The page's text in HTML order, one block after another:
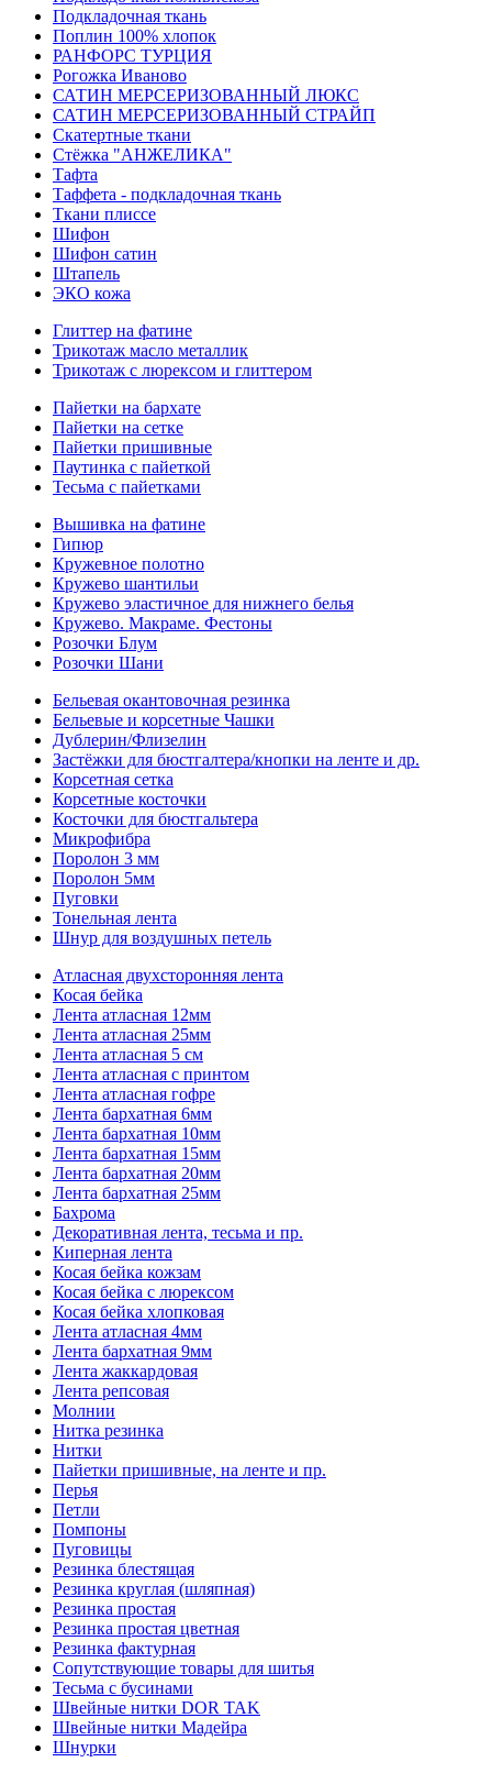
Подкладочная ткань
Поплин 100% хлопок
РАНФОРС ТУРЦИЯ
Рогожка Иваново
САТИН МЕРСЕРИЗОВАННЫЙ ЛЮКС
САТИН МЕРСЕРИЗОВАННЫЙ СТРАЙП
Скатертные ткани
Стёжка "АНЖЕЛИКА"
Тафта
Таффета - подкладочная ткань
Ткани плиссе
Шифон
Шифон сатин
Штапель
ЭКО кожа
Глиттер на фатине
Трикотаж масло металлик
Трикотаж с люрексом и глиттером
Пайетки на бархате
Пайетки на сетке
Пайетки пришивные
Паутинка с пайеткой
Тесьма с пайетками
Вышивка на фатине
Гипюр
Кружевное полотно
Кружево шантильи
Кружево эластичное для нижнего белья
Кружево. Макраме. Фестоны
Розочки Блум
Розочки Шани
Бельевая окантовочная резинка
Бельевые и корсетные Чашки
Дублерин/Флизелин
Застёжки для бюстгалтера/кнопки на ленте и др.
Корсетная сетка
Корсетные косточки
Косточки для бюстгальтера
Микрофибра
Поролон 3 мм
Поролон 5мм
Пуговки
Тонельная лента
Шнур для воздушных петель
Атласная двухсторонняя лента
Косая бейка
Лента атласная 12мм
Лента атласная 25мм
Лента атласная 5 см
Лента атласная с принтом
Лента атласная гофре
Лента бархатная 6мм
Лента бархатная 10мм
Лента бархатная 15мм
Лента бархатная 20мм
Лента бархатная 25мм
Бахрома
Декоративная лента, тесьма и пр.
Киперная лента
Косая бейка кожзам
Косая бейка с люрексом
Косая бейка хлопковая
Лента атласная 4мм
Лента бархатная 9мм
Лента жаккардовая
Лента репсовая
Молнии
Нитка резинка
Нитки
Пайетки пришивные, на ленте и пр.
Перья
Петли
Помпоны
Пуговицы
Резинка блестящая
Резинка круглая (шляпная)
Резинка простая
Резинка простая цветная
Резинка фактурная
Сопутствующие товары для шитья
Тесьма с бусинами
Швейные нитки DOR TAK
Швейные нитки Мадейра
Шнурки